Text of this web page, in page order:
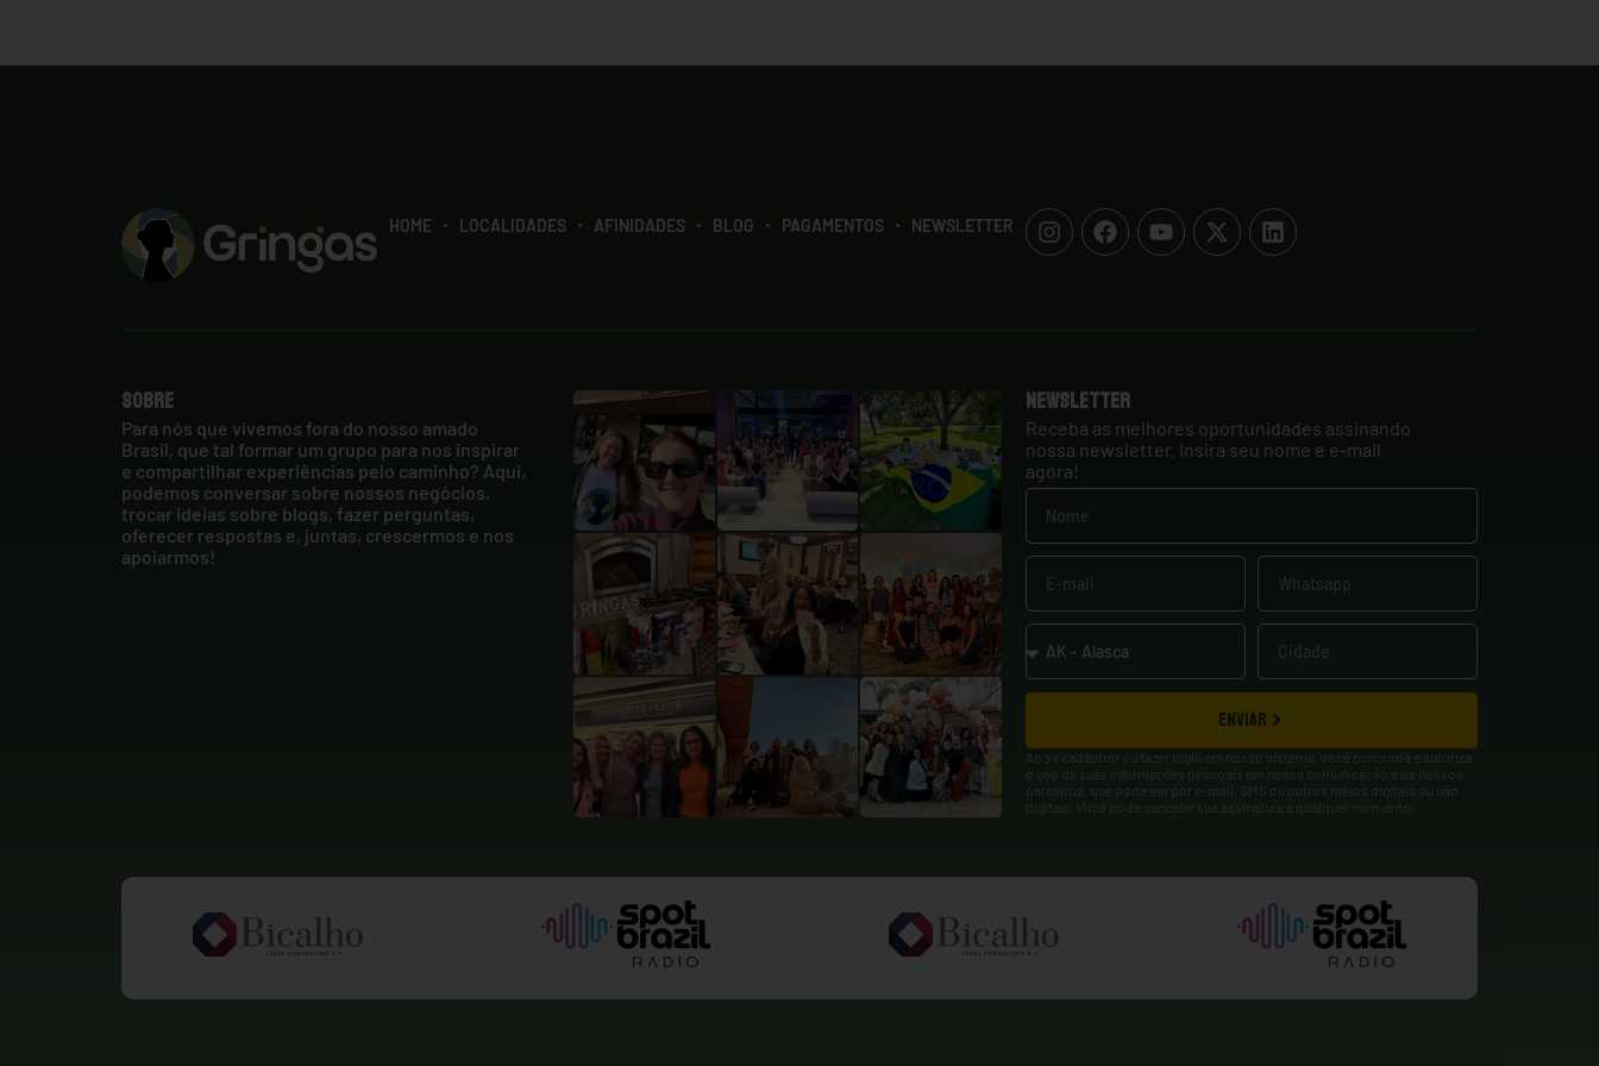
HOME LOCALIDADES AFINIDADES BLOG PAGAMENTOS NEWSLETTER
Sobre
Para nós que vivemos fora do nosso amado
Brasil, que tal formar um grupo para nos inspirar
e compartilhar experiências pelo caminho? Aqui,
podemos conversar sobre nossos negócios,
trocar ideias sobre blogs, fazer perguntas,
oferecer respostas e, juntas, crescermos e nos
apoiarmos!
Newsletter
Receba as melhores oportunidades assinando
nossa newsletter. Insira seu nome e e-mail
agora!
ENVIAR
Ao se cadastrar ou fazer login em nosso sistema, você concorda e autoriza
o uso de suas informações pessoais em nossa comunicação e de nossos
parceiros, que pode ser por e-mail, SMS ou outros meios digitais ou não
digitais. Você pode cancelar sua assinatura a qualquer momento.